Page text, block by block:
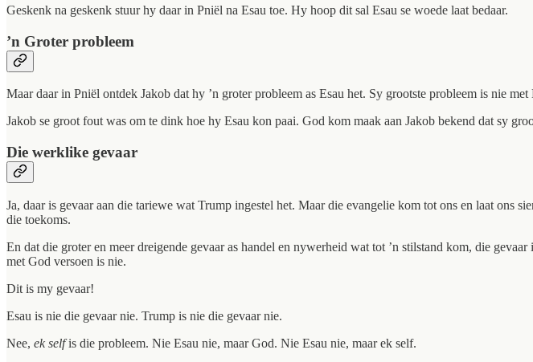
Geskenk na geskenk stuur hy daar in Pniël na Esau toe. Hy hoop dit sal Esau se woede laat bedaar.
’n Groter probleem
Maar daar in Pniël ontdek Jakob dat hy ’n groter probleem as Esau het. Sy grootste probleem is nie
Jakob se groot fout was om te dink hoe hy Esau kon paai. God kom maak aan Jakob bekend dat sy
Die werklike gevaar
Ja, daar is gevaar aan die tariewe wat Trump ingestel het. Maar die evangelie kom tot ons en laat ons
die toekoms.
En dat die groter en meer dreigende gevaar as handel en nywerheid wat tot ’n stilstand kom, die
met God versoen is nie.
Dit is my gevaar!
Esau is nie die gevaar nie. Trump is nie die gevaar nie.
Nee, ek selfis die probleem. Nie Esau nie, maar God. Nie Esau nie, maar ek self.